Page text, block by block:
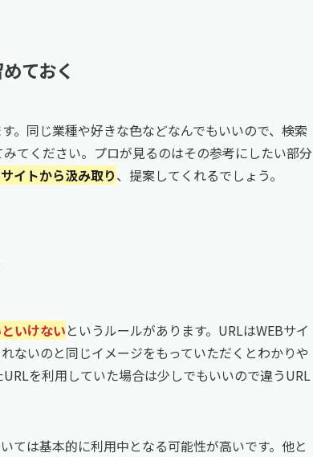
ておく
。同じ業種や好きな色などなんでもいいので、検索
てください。プロが見るのはその参考にしたい部分
イトから汲み取り、提案してくれるでしょう。
いけないというルールがあります。URLはWEBサイ
ないのと同じイメージをもっていただくとわかりや
を利用していた場合は少しでもいいので違うURL
ては基本的に利用中となる可能性が高いです。他と